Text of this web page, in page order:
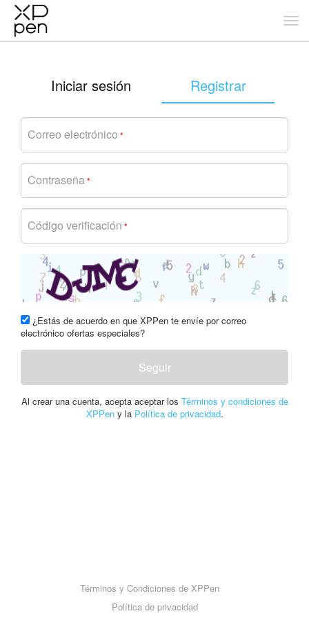
Iniciar sesión Registrar
Correo electrónico *
Contraseña*
Código verificación *
¿Estás de acuerdo en que XPPen te envíe por correo
electrónico ofertas especiales?
Seguir
Al crear una cuenta, acepta aceptar los Términos y condiciones de
XPPeny la Política de privacidad.
Términos y Condiciones de XPPen
Política de privacidad